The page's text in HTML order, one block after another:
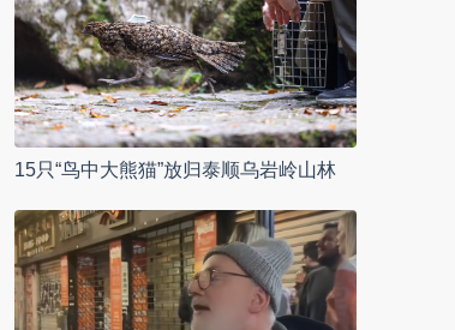
15只“鸟中大熊猫”放归泰顺乌岩岭山林